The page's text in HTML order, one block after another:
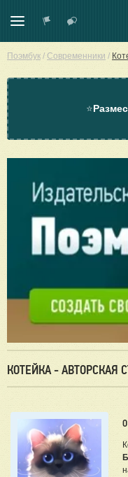
Поэмбук / Современники /
⭐
КОТЕЙКА - АВТОРСКАЯ